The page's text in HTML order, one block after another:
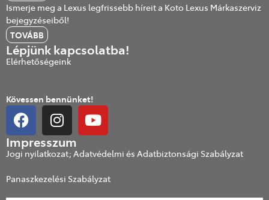
Ismerje meg a Lexus legfrissebb híreit a Koto Lexus Márkaszerviz
bejegyzéseiből!
TOVÁBB
Lépjünk kapcsolatba!
Elérhetőségeink
Kövessen bennünket!
Impresszum
Jogi nyilatkozat; Adatvédelmi és Adatbiztonsági Szabályzat
Panaszkezelési Szabályzat